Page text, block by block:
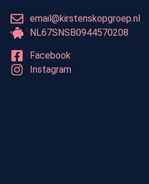
email@kirstenskopgroep.nl
NL67SNSB0944570208
Facebook
Instagram